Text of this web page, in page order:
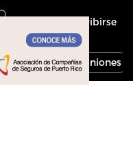
Inscribirse
Economía Opiniones